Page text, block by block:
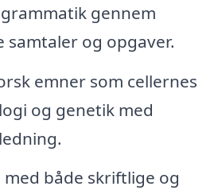
gennem
samtaler og opgaver.
emner som cellernes
og genetik med
med både skriftlige og